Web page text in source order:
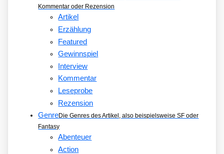
Kommentar oder Rezension
Artikel
Erzählung
Featured
Gewinnspiel
Interview
Kommentar
Leseprobe
Rezension
GenreDie Genres des Artikel, also beispielsweise SF oder
Fantasy
Abenteuer
Action